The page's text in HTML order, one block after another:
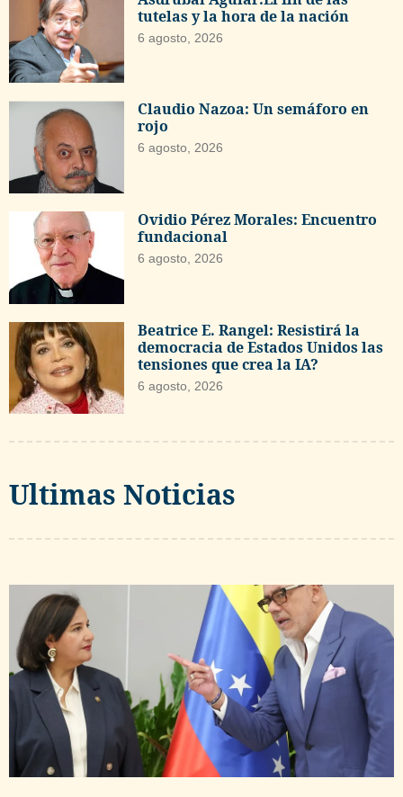
tutelas y la hora de la nación
6 agosto, 2026
Claudio Nazoa: Un semáforo en
rojo
6 agosto, 2026
Ovidio Pérez Morales: Encuentro
fundacional
6 agosto, 2026
Beatrice E. Rangel: Resistirá la
democracia de Estados Unidos las
tensiones que crea la IA?
6 agosto, 2026
Ultimas Noticias